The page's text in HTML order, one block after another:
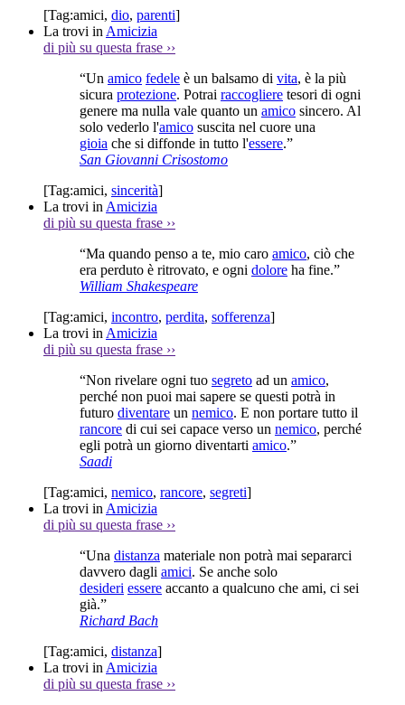
[Tag:amici, dio, parenti]
La trovi in Amicizia
di più su questa frase ››
“Un amico fedele è un balsamo di vita, è la più
sicura protezione. Potrai raccogliere tesori di ogni
genere ma nulla vale quanto un amico sincero. Al
solo vederlo l'amico suscita nel cuore una
gioia che si diffonde in tutto l'essere.”
San Giovanni Crisostomo
[Tag:amici, sincerità]
La trovi in Amicizia
di più su questa frase ››
“Ma quando penso a te, mio caro amico, ciò che
era perduto è ritrovato, e ogni dolore ha fine.”
William Shakespeare
[Tag:amici, incontro, perdita, sofferenza]
La trovi in Amicizia
di più su questa frase ››
“Non rivelare ogni tuo segreto ad un amico,
perché non puoi mai sapere se questi potrà in
futuro diventare un nemico. E non portare tutto il
rancore di cui sei capace verso un nemico, perché
egli potrà un giorno diventarti amico.”
Saadi
[Tag:amici, nemico, rancore, segreti]
La trovi in Amicizia
di più su questa frase ››
“Una distanza materiale non potrà mai separarci
davvero dagli amici. Se anche solo
desideri essere accanto a qualcuno che ami, ci sei
già.”
Richard Bach
[Tag:amici, distanza]
La trovi in Amicizia
di più su questa frase ››